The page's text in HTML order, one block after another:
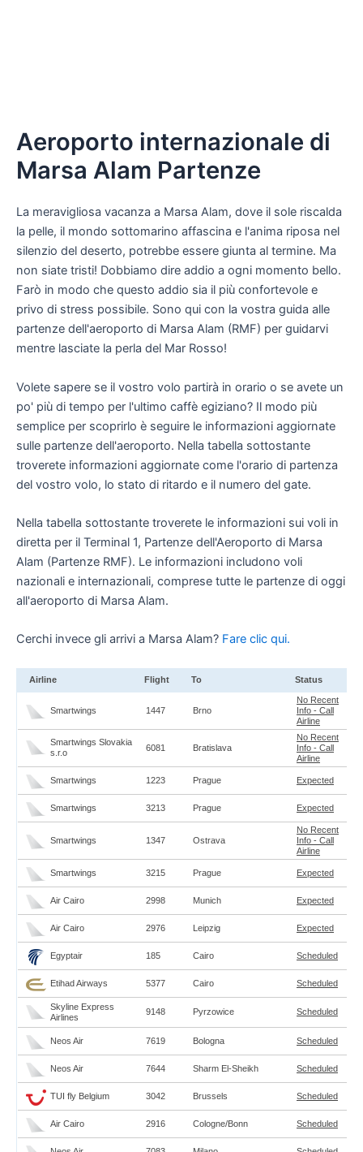
Aeroporto internazionale di
Marsa Alam Partenze
La meravigliosa vacanza a Marsa Alam, dove il sole riscalda
la pelle, il mondo sottomarino affascina e l'anima riposa nel
silenzio del deserto, potrebbe essere giunta al termine. Ma
non siate tristi! Dobbiamo dire addio a ogni momento bello.
Farò in modo che questo addio sia il più confortevole e
privo di stress possibile. Sono qui con la vostra guida alle
partenze dell'aeroporto di Marsa Alam (RMF) per guidarvi
mentre lasciate la perla del Mar Rosso!
Volete sapere se il vostro volo partirà in orario o se avete un
po' più di tempo per l'ultimo caffè egiziano? Il modo più
semplice per scoprirlo è seguire le informazioni aggiornate
sulle partenze dell'aeroporto. Nella tabella sottostante
troverete informazioni aggiornate come l'orario di partenza
del vostro volo, lo stato di ritardo e il numero del gate.
Nella tabella sottostante troverete le informazioni sui voli in
diretta per il Terminal 1, Partenze dell'Aeroporto di Marsa
Alam (Partenze RMF). Le informazioni includono voli
nazionali e internazionali, comprese tutte le partenze di oggi
all'aeroporto di Marsa Alam.
Cerchi invece gli arrivi a Marsa Alam? Fare clic qui.